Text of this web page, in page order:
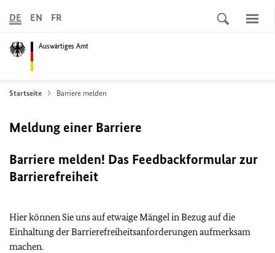
Auswärtiges Amt
DE EN FR
Startseite Barriere melden
Meldung einer Barriere
Barriere melden! Das Feedbackformular zur
Barrierefreiheit
Hier können Sie uns auf etwaige Mängel in Bezug auf die
Einhaltung der Barrierefreiheitsanforderungen aufmerksam
machen.